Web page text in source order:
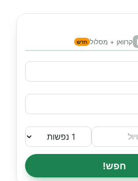
קרוואן + מסלול חדש
חפש!